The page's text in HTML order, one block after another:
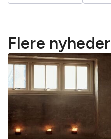
Flere nyheder